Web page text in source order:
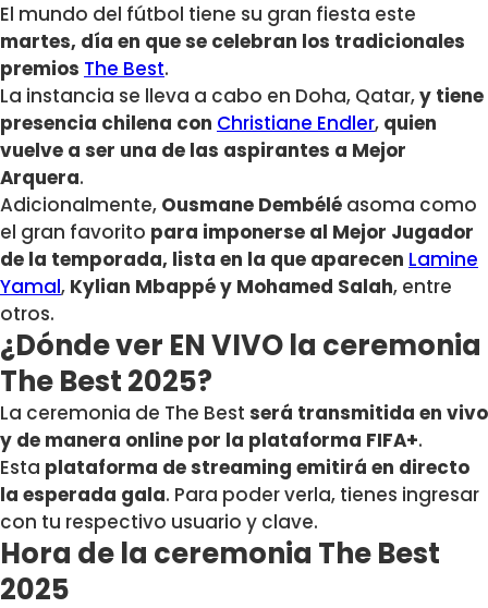
El mundo del fútbol tiene su gran fiesta este
martes, día en que se celebran los tradicionales
premios The Best.
La instancia se lleva a cabo en Doha, Qatar,y tiene
presencia chilena con Christiane Endler, quien
vuelve a ser una de las aspirantes a Mejor
Arquera.
Adicionalmente, Ousmane Dembélé asoma como
el gran favorito para imponerse al Mejor Jugador
de la temporada, lista en la que aparecen Lamine
Yamal, Kylian Mbappé y Mohamed Salah, entre
otros.
¿Dónde ver EN VIVO la ceremonia
The Best 2025?
La ceremonia de The Best será transmitida en vivo
y de manera online por la plataforma FIFA+.
Esta plataforma de streaming emitirá en directo
la esperada gala. Para poder verla, tienes ingresar
con tu respectivo usuario y clave.
Hora de la ceremonia The Best
2025